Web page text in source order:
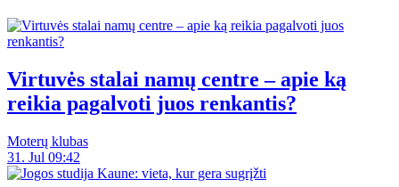
Virtuvės stalai namų centre – apie ką
reikia pagalvoti juos renkantis?
Moterų klubas
31. Jul 09:42